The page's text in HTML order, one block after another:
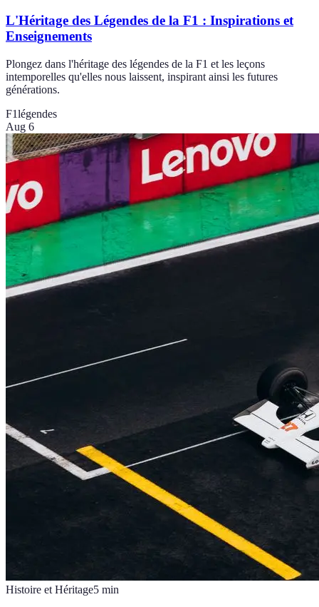
L'Héritage des Légendes de la F1 : Inspirations et
Enseignements
Plongez dans l'héritage des légendes de la F1 et les leçons
intemporelles qu'elles nous laissent, inspirant ainsi les futures
générations.
F1légendes
Aug 6
Histoire et Héritage5 min